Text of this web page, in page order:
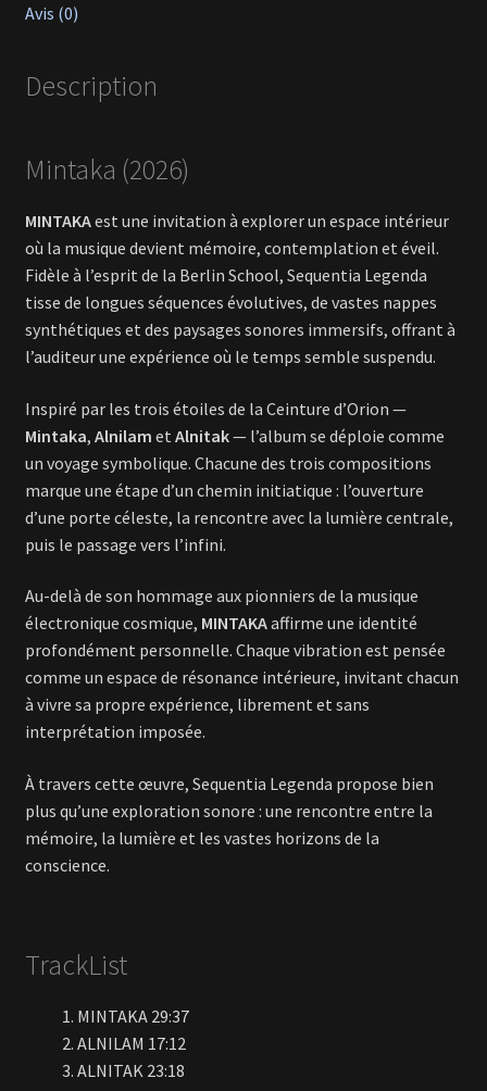
Avis (0)
Description
Mintaka (2026)
MINTAKAest une invitation à explorer un espace intérieur
où la musique devient mémoire, contemplation et éveil.
Fidèle à l’esprit de la Berlin School, Sequentia Legenda
tisse de longues séquences évolutives, de vastes nappes
synthétiques et des paysages sonores immersifs, offrant à
l’auditeur une expérience où le temps semble suspendu.
Inspiré par les trois étoiles de la Ceinture d’Orion —
Mintaka, Alnilam et Alnitak— l’album se déploie comme
un voyage symbolique. Chacune des trois compositions
marque une étape d’un chemin initiatique : l’ouverture
d’une porte céleste, la rencontre avec la lumière centrale,
puis le passage vers l’infini.
Au-delà de son hommage aux pionniers de la musique
électronique cosmique, MINTAKAaffirme une identité
profondément personnelle. Chaque vibration est pensée
comme un espace de résonance intérieure, invitant chacun
à vivre sa propre expérience, librement et sans
interprétation imposée.
À travers cette œuvre, Sequentia Legenda propose bien
plus qu’une exploration sonore : une rencontre entre la
mémoire, la lumière et les vastes horizons de la
conscience.
TrackList
MINTAKA 29:37
ALNILAM 17:12
ALNITAK 23:18